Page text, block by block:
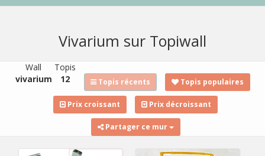
Vivarium sur Topiwall
Wall
vivarium
Topis
12
Topis récents Topis populaires
Prix croissant Prix décroissant
Partager ce mur